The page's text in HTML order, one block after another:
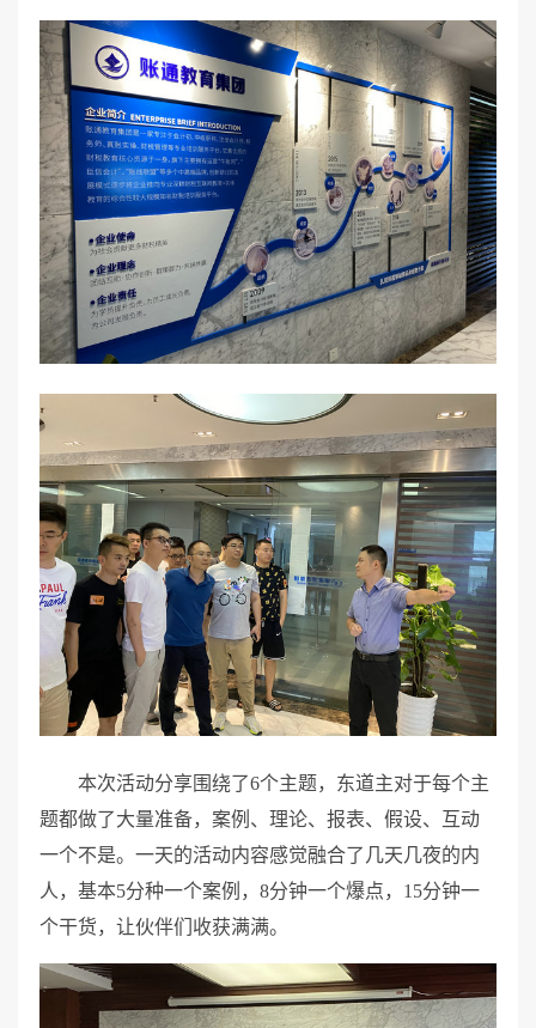
本次活动分享围绕了6个主题，东道主对于每个主
题都做了大量准备，案例、理论、报表、假设、互动
一个不是。一天的活动内容感觉融合了几天几夜的内
人，基本5分种一个案例，8分钟一个爆点，15分钟一
个干货，让伙伴们收获满满。